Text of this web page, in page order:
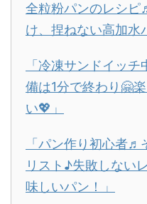
全粒粉パンのレシ
け、捏ねない高加水
「冷凍サンドイッ
備は1分で終わり🤗
い💖」
「パン作り初心者♬
リスト♪失敗しない
味しいパン！」